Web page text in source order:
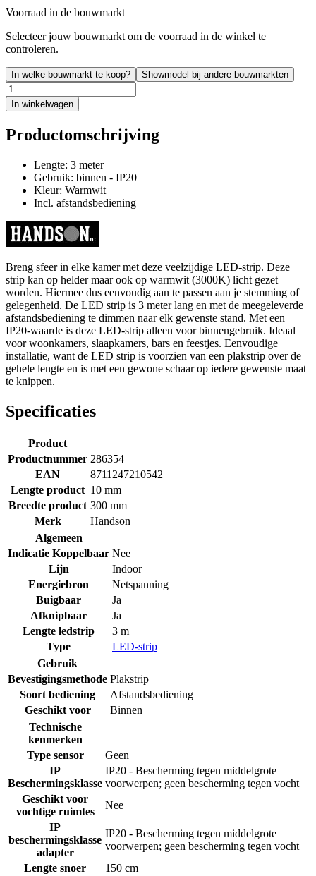
Voorraad in de bouwmarkt
Selecteer jouw bouwmarkt om de voorraad in de winkel te
controleren.
In welke bouwmarkt te koop? Showmodel bij andere bouwmarkten
In winkelwagen
Productomschrijving
Lengte: 3 meter
Gebruik: binnen - IP20
Kleur: Warmwit
Incl. afstandsbediening
Breng sfeer in elke kamer met deze veelzijdige LED-strip. Deze
strip kan op helder maar ook op warmwit (3000K) licht gezet
worden. Hiermee dus eenvoudig aan te passen aan je stemming of
gelegenheid. De LED strip is 3 meter lang en met de meegeleverde
afstandsbediening te dimmen naar elk gewenste stand. Met een
IP20-waarde is deze LED-strip alleen voor binnengebruik. Ideaal
voor woonkamers, slaapkamers, bars en feestjes. Eenvoudige
installatie, want de LED strip is voorzien van een plakstrip over de
gehele lengte en is met een gewone schaar op iedere gewenste maat
te knippen.
Specificaties
Product
Productnummer 286354
EAN
8711247210542
Lengte product 10 mm
Breedte product 300 mm
Merk
Handson
Algemeen
Indicatie Koppelbaar Nee
Lijn
Indoor
Energiebron
Netspanning
Buigbaar
Ja
Afknipbaar
Ja
Lengte ledstrip
3 m
Type
LED-strip
Gebruik
Bevestigingsmethode Plakstrip
Soort bediening
Afstandsbediening
Geschikt voor
Binnen
Technische
kenmerken
Type sensor
Geen
IP
Beschermingsklasse
IP20 - Bescherming tegen middelgrote
voorwerpen; geen bescherming tegen vocht
Geschikt voor
vochtige ruimtes
Nee
IP
beschermingsklasse
adapter
IP20 - Bescherming tegen middelgrote
voorwerpen; geen bescherming tegen vocht
Lengte snoer
150 cm